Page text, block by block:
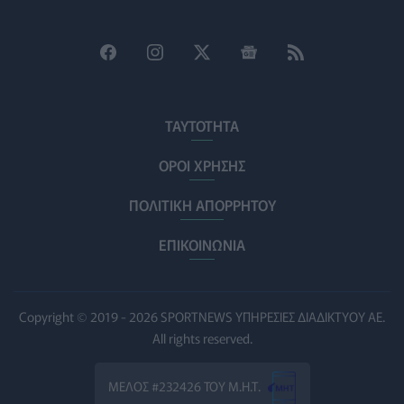
ΠΟΛΙΤΙΚΉ ΥΓΕΊΑΣ 07/08/2026 - 14:39
σοβαρής εγκεφαλικής κάκωσης
τον χρόνο για φάρμακα GLP-1 στους εργαζομένους
07/08/2026 - 13:00
παραθεριστές
ΥΓΕΊΑ 07/08/2026 - 11:57
Γλοιοβλάστωμα: Νέο «παράθυρο» για πιο
αποτελεσματική χημειοθεραπεία μετά το χειρουργείο
ΤΑΥΤΟΤΗΤΑ
ΟΡΟΙ ΧΡΗΣΗΣ
ΠΟΛΙΤΙΚΗ ΑΠΟΡΡΗΤΟΥ
ΕΠΙΚΟΙΝΩΝΙΑ
Copyright © 2019 - 2026 SPORTNEWS ΥΠΗΡΕΣΙΕΣ ΔΙΑΔΙΚΤΥΟΥ ΑΕ.
All rights reserved.
ΜΕΛΟΣ #232426 ΤΟΥ Μ.Η.Τ.